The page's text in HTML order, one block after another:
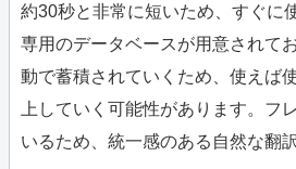
約30秒と非常に短いため、すぐに
専用のデータベースが用意されて
動で蓄積されていくため、使えば
上していく可能性があります。フ
いるため、統一感のある自然な翻